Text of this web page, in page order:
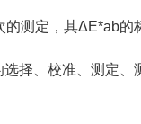
测定，其ΔE*ab的
择、校准、测定